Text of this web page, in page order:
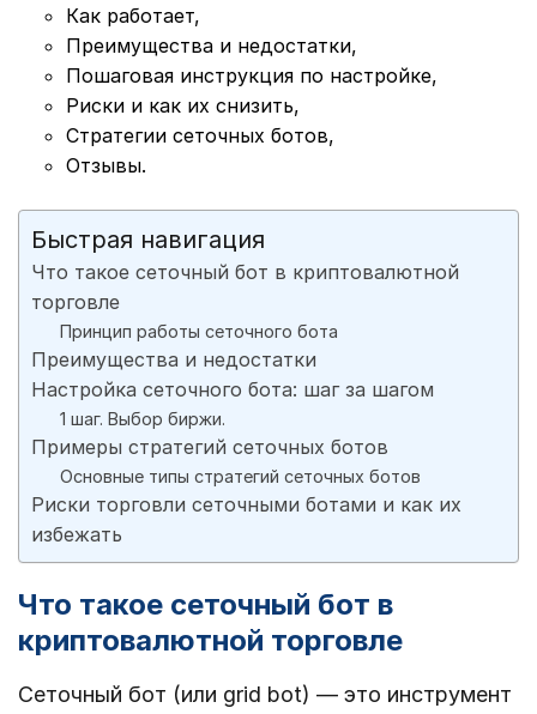
Как работает,
Преимущества и недостатки,
Пошаговая инструкция по настройке,
Риски и как их снизить,
Cтратегии сеточных ботов,
Отзывы.
Быстрая навигация
Что такое сеточный бот в криптовалютной
торговле
Принцип работы сеточного бота
Преимущества и недостатки
Настройка сеточного бота: шаг за шагом
1 шаг. Выбор биржи.
Примеры стратегий сеточных ботов
Основные типы стратегий сеточных ботов
Риски торговли сеточными ботами и как их
избежать
Что такое сеточный бот в
криптовалютной торговле
Сеточный бот (или grid bot) — это инструмент